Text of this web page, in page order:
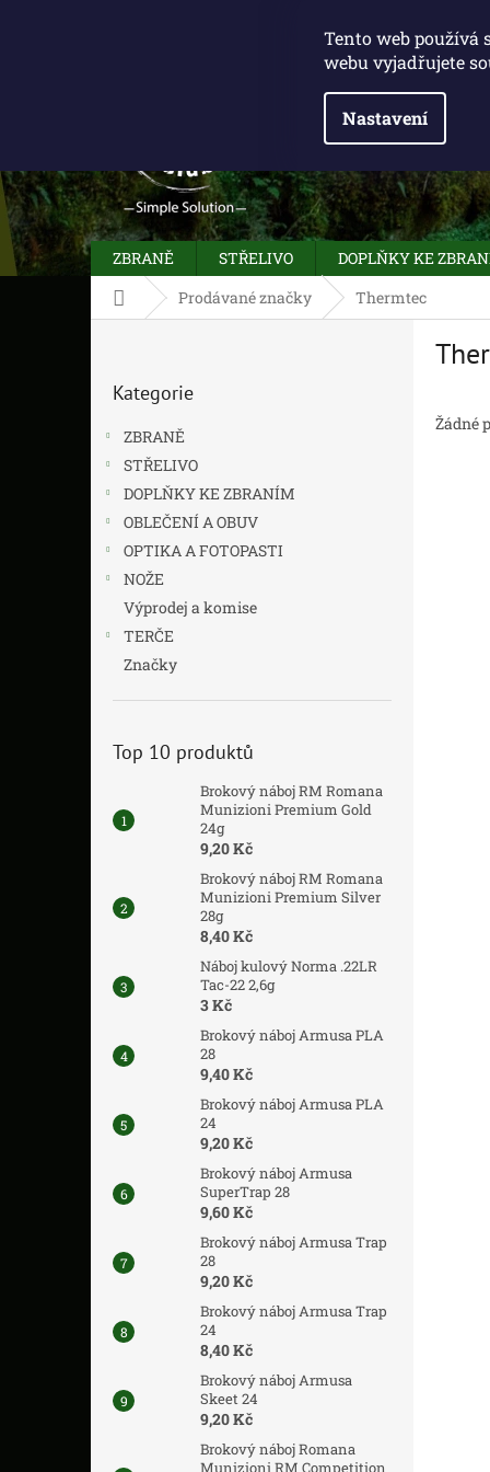
Tento web používá
webu vyjadřujete
Nastavení
ZBRANĚ STŘELIVO DOPLŇKY KE
Domů Prodávané značky Thermtec
kategorie
Kategorie
ZBRANĚ
STŘELIVO
DOPLŇKY KE ZBRANÍM
OBLEČENÍ A OBUV
OPTIKA A FOTOPASTI
NOŽE
Výprodej a komise
TERČE
Značky
Top 10 produktů
Brokový náboj RM Romana
Munizioni Premium Gold
24g
9,20 Kč
Brokový náboj RM Romana
Munizioni Premium Silver
28g
8,40 Kč
Náboj kulový Norma .22LR
Tac-22 2,6g
3 Kč
Brokový náboj Armusa PLA
28
9,40 Kč
Brokový náboj Armusa PLA
24
9,20 Kč
Brokový náboj Armusa
SuperTrap 28
9,60 Kč
Brokový náboj Armusa Trap
28
9,20 Kč
Brokový náboj Armusa Trap
24
8,40 Kč
Brokový náboj Armusa
Skeet 24
9,20 Kč
Brokový náboj Romana
Munizioni RM Competition
Žádné